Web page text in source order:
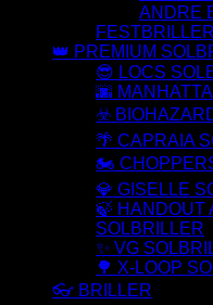
ANDRE
FESTBRILLER
👑 PREMIUM
😎 LOCS
🌆
☣️
🌴 CAPRAIA
🏍️
💎 GISELLE
🍃 HANDOUT
SOLBRILLER
✨ VG
🌳 X-LOOP
👓 BRILLER